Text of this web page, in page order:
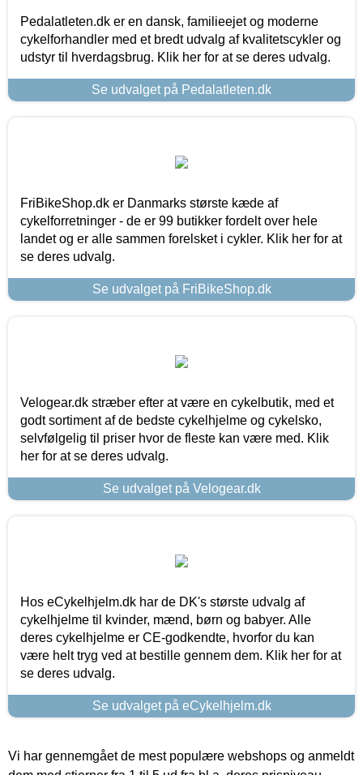
Pedalatleten.dk er en dansk, familieejet og moderne
cykelforhandler med et bredt udvalg af kvalitetscykler og
udstyr til hverdagsbrug. Klik her for at se deres udvalg.
Se udvalget på Pedalatleten.dk
FriBikeShop.dk er Danmarks største kæde af
cykelforretninger - de er 99 butikker fordelt over hele
landet og er alle sammen forelsket i cykler. Klik her for at
se deres udvalg.
Se udvalget på FriBikeShop.dk
Velogear.dk stræber efter at være en cykelbutik, med et
godt sortiment af de bedste cykelhjelme og cykelsko,
selvfølgelig til priser hvor de fleste kan være med. Klik
her for at se deres udvalg.
Se udvalget på Velogear.dk
Hos eCykelhjelm.dk har de DK's største udvalg af
cykelhjelme til kvinder, mænd, børn og babyer. Alle
deres cykelhjelme er CE-godkendte, hvorfor du kan
være helt tryg ved at bestille gennem dem. Klik her for at
se deres udvalg.
Se udvalget på eCykelhjelm.dk
Vi har gennemgået de mest populære webshops og anmeldt